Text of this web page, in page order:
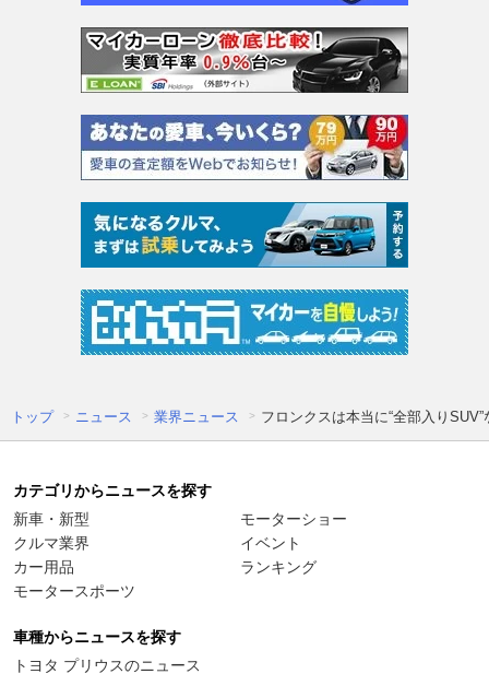
トップ ニュース 業界ニュース フロンクスは本当に“全部入り
カテゴリからニュースを探す
新車・新型
クルマ業界
カー用品
モータースポーツ
モーターショー
イベント
ランキング
車種からニュースを探す
トヨタ プリウスのニュース